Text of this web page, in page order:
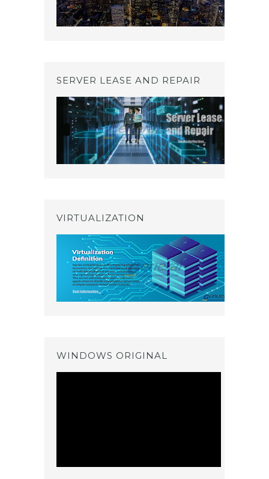
SERVER LEASE AND REPAIR
VIRTUALIZATION
WINDOWS ORIGINAL